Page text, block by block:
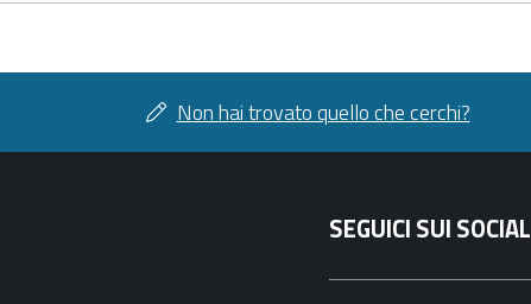
Non hai trovato quello che cerchi?
SEGUICI SUI SOCIAL